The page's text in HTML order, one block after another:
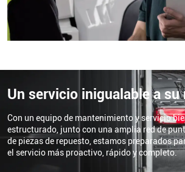
Un servicio inigualable a su
Con un equipo de mantenimiento y servicio
estructurado, junto con una amplia red de
de piezas de repuesto, estamos preparados
el servicio más proactivo, rápido y completo.